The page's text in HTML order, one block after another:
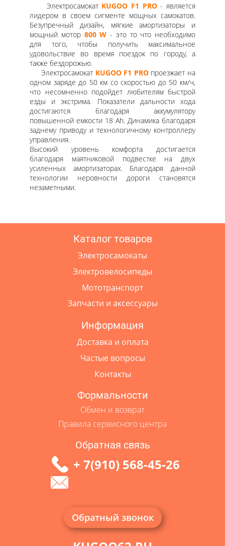
Электросамокат KUGOO F1 PRO- является
лидером в своем сигменте мощных самокатов.
Безупречный дизайн, мягкие амортизаторы и
мощный мотор 800 W - это то что необходимо
для того, чтобы получить максимальное
удовольствие во время поездок по городу, а
также бездорожью.
Электросамокат KUGOO F1 PRO проезжает на
одном заряде до 50 км со скоростью до 50 км/ч,
что несомненно подойдет любителям быстрой
езды и экстрима. Показатели дальности хода
достигаются благодаря аккумулятору
повышенной емкости 18 Ah. Динамика благодаря
заднему приводу и технологичному контроллеру
управления.
Высокий уровень комфорта достигается
благодаря маятниковой подвестке на двух
усиленных амортизаторах. Благодаря данной
технологии неровности дороги становятся
незаметными.
Каталог товаров
Электросамокаты
Электровелосипеды
Мототранспорт
Запчасти и аксессуары
Информация
Доставка и оплата
Частые вопросы
Контакты
Формальности
Обмен и возврат
Правила сервисного центра
Обратная связь
+ 7(910) 568-45-26
Обратный звонок